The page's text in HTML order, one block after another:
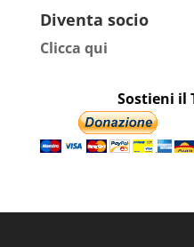
Diventa socio
Clicca qui
Sostieni il